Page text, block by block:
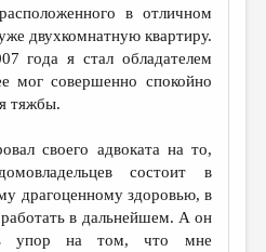
в отличном
двухкомнатную квартиру.
года я стал обладателем
мог совершенно спокойно
тяжбы.
своего адвоката на то,
состоит в
драгоценному здоровью, в
в дальнейшем. А он
упор на том, что мне